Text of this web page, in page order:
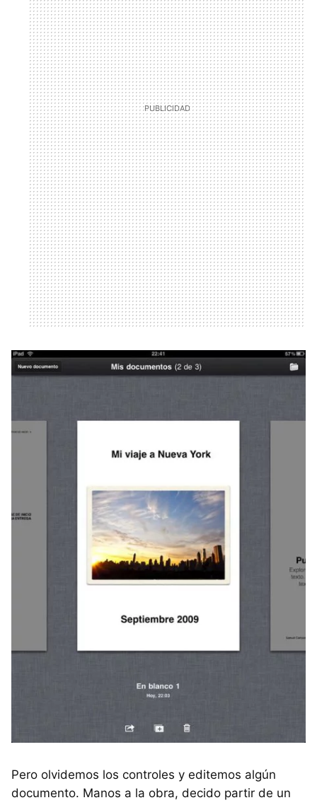
Pero olvidemos los controles y editemos algún
documento. Manos a la obra, decido partir de un